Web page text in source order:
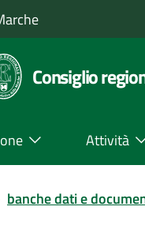
Consiglio
Attività
banche dati e